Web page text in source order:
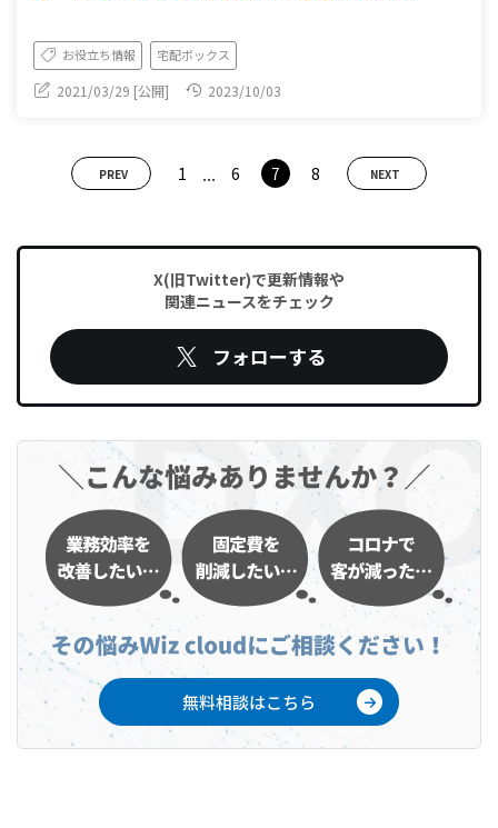
お役立ち情報 宅配ボックス
2021/03/29 [公開] 2023/10/03
PREV 1 ... 6 7 8 NEXT
X(旧Twitter)で更新情報や
関連ニュースをチェック
フォローする
無料相談はこちら